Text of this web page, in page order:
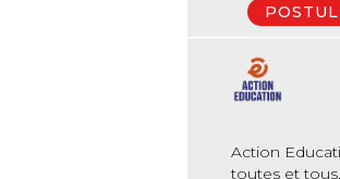
Action
toutes et